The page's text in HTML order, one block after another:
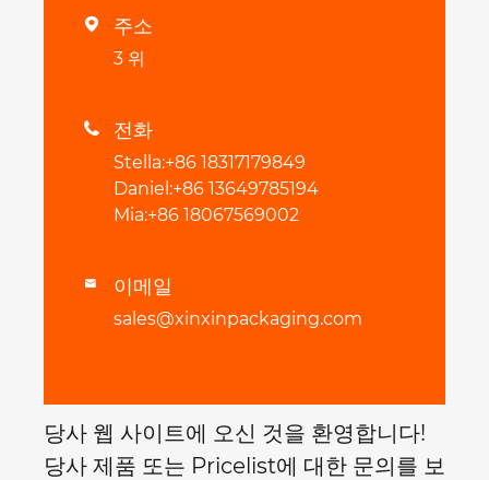
 주소
3 위
 전화
Stella:+86 18317179849
Daniel:+86 13649785194
Mia:+86 18067569002
 이메일
sales@xinxinpackaging.com
당사 웹 사이트에 오신 것을 환영합니다!
당사 제품 또는 Pricelist에 대한 문의를 보